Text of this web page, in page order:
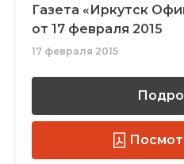
Газета «Иркутск
от 17 февраля 2015
17 февраля 2015